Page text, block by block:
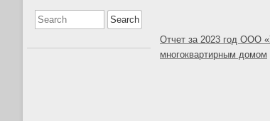
Отчет за 2023 год ООО
многоквартирным домом
for: